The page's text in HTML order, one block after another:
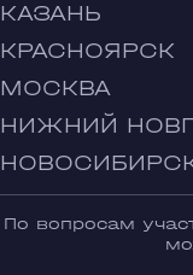
КАЗАНЬ
КРАСНОЯРСК
МОСКВА
НИЖНИЙ
По вопросам